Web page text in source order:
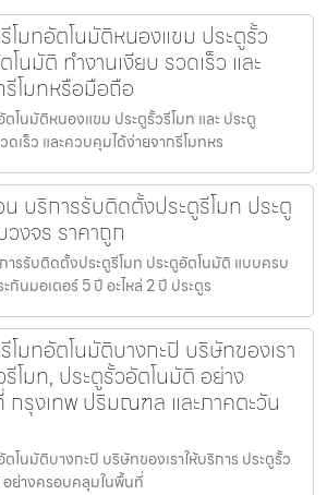
โมทอัตโนมัติหนองแขม ประตูรั้ว
โนมัติ ทำงานเงียบ รวดเร็ว และ
โมทหรือมือถือ
โนมัติหนองแขม ประตูรั้วรีโมท และ ประตู
เร็ว และควบคุมได้ง่ายจากรีโมทหร
บริการรับติดตั้งประตูรีโมท ประตู
งจร ราคาถูก
ารรับติดตั้งประตูรีโมท ประตูอัตโนมัติ แบบครบ
กันมอเตอร์ 5 ปี อะไหล่ 2 ปี ประตูร
มทอัตโนมัติบางกะปิ บริษัทของเรา
โมท, ประตูรั้วอัตโนมัติ อย่าง
รุงเทพ ปริมณฑล และภาคตะวัน
โนมัติบางกะปิ บริษัทของเราให้บริการ ประตูรั้ว
อย่างครอบคลุมในพื้นที่